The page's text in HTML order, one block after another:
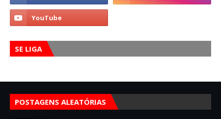
SE LIGA
POSTAGENS ALEATÓRIAS